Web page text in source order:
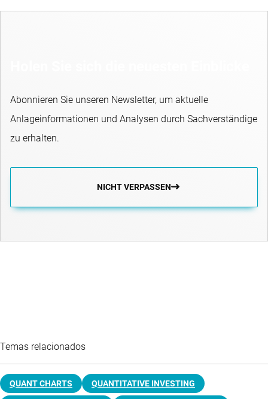
Abonnieren Sie unseren Newsletter, um aktuelle
Anlageinformationen und Analysen durch Sachverständige
zu erhalten.
NICHT VERPASSEN
Temas relacionados
QUANT CHARTS QUANTITATIVE INVESTING